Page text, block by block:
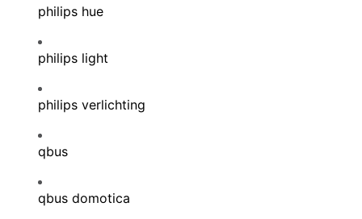
philips hue
philips light
philips verlichting
qbus
qbus domotica